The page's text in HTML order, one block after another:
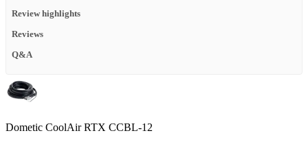
Review highlights
Reviews
Q&A
Dometic CoolAir RTX CCBL-12